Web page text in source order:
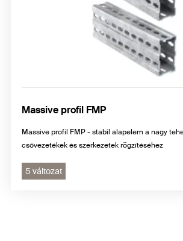
Massive profil FMP
Massive profil FMP - stabil alapelem a nagy
csővezetékek és szerkezetek rögzítéséhez
5 változat